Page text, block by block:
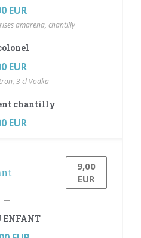
EUR
amarena, chantilly
EUR
3 cl Vodka
chantilly
EUR
9,00
EUR
ENFANT